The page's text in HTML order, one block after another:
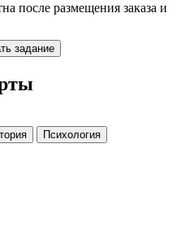
после размещения заказа и
задание
Психология